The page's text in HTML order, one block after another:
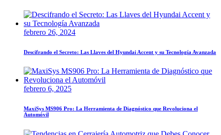
febrero 26, 2024
Descifrando el Secreto: Las Llaves del Hyundai Accent y su Tecnología Avanzada
febrero 6, 2025
MaxiSys MS906 Pro: La Herramienta de Diagnóstico que Revoluciona el
Automóvil